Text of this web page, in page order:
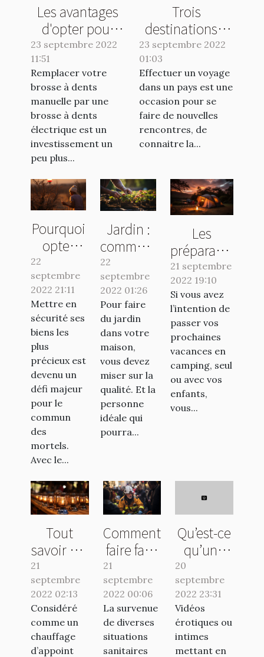
Les avantages
d'opter pour
une brosse
électrique
23 septembre 2022
11:51
Remplacer votre
brosse à dents
manuelle par une
brosse à dents
électrique est un
investissement un
peu plus...
Trois
destinations à
visiter
absolument en
2022
23 septembre 2022
01:03
Effectuer un voyage
dans un pays est une
occasion pour se
faire de nouvelles
rencontres, de
connaitre la...
Pourquoi
opter
pour une
banque
en ligne ?
22
septembre
2022 21:11
Mettre en
sécurité ses
biens les
plus
précieux est
devenu un
défi majeur
pour le
commun
des
mortels.
Avec le...
Jardin :
comment
avoir un
travail de
qualité ?
22
septembre
2022 01:26
Pour faire
du jardin
dans votre
maison,
vous devez
miser sur la
qualité. Et la
personne
idéale qui
pourra...
Les
préparatifs
essentiels
pour un
séjour en
camping
réussi
21 septembre
2022 19:10
Si vous avez
l’intention de
passer vos
prochaines
vacances en
camping, seul
ou avec vos
enfants,
vous...
Tout
savoir sur
le poêle à
pétrole
21
septembre
2022 02:13
Considéré
comme un
chauffage
d’appoint
Comment
faire face
urgence
sanitaire
à
Nantes ?
21
septembre
2022 00:06
La survenue
de diverses
situations
sanitaires
Qu’est-ce
qu’une
sextape ?
20
septembre
2022 23:31
Vidéos
érotiques ou
intimes
mettant en